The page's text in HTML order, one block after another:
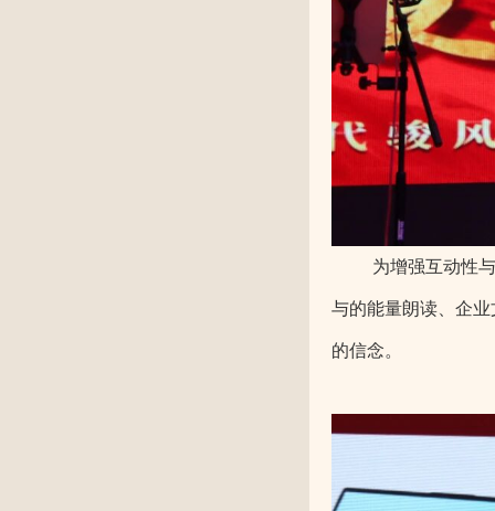
为增强互动性
与的能量朗读、企
的信念。